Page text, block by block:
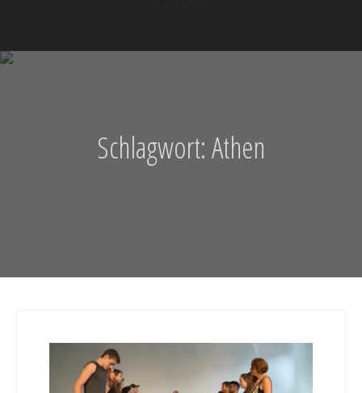
Schlagwort:Athen